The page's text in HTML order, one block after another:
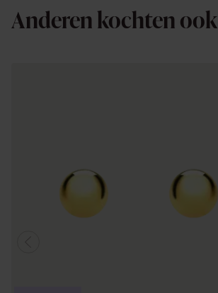
Anderen kochten ook